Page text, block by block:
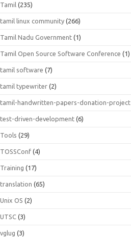
Tamil (235)
tamil linux community (266)
Tamil Nadu Government (1)
Tamil Open Source Software Conference (1)
tamil software (7)
tamil typewriter (2)
tamil-handwritten-papers-donation-project
test-driven-development (6)
Tools (29)
TOSSConf (4)
Training (17)
translation (65)
Unix OS (2)
UTSC (3)
vglug (3)